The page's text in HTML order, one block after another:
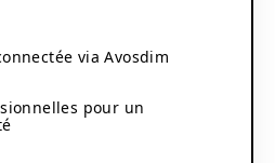
via Avosdim
pour un